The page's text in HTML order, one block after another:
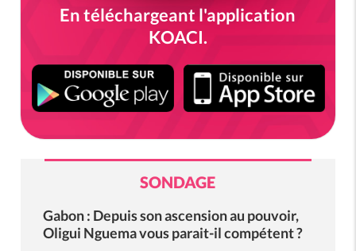
En téléchargeant l'application
KOACI.
SONDAGE
Gabon : Depuis son ascension au pouvoir,
Oligui Nguema vous parait-il compétent ?